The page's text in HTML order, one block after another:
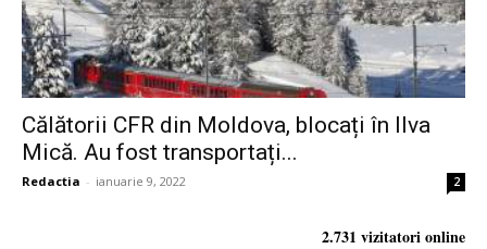
Călătorii CFR din Moldova, blocați în Ilva
Mică. Au fost transportați...
Redactia - ianuarie 9, 2022 2
2.731 vizitatori online